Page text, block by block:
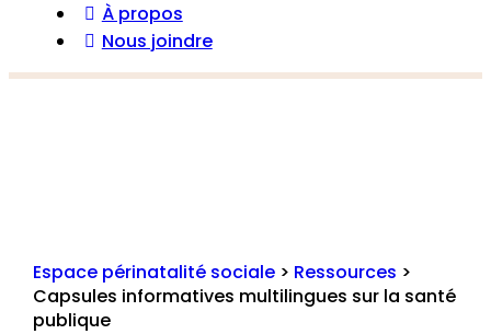
À propos
Nous joindre
Espace périnatalité sociale > Ressources >
Capsules informatives multilingues sur la santé
publique